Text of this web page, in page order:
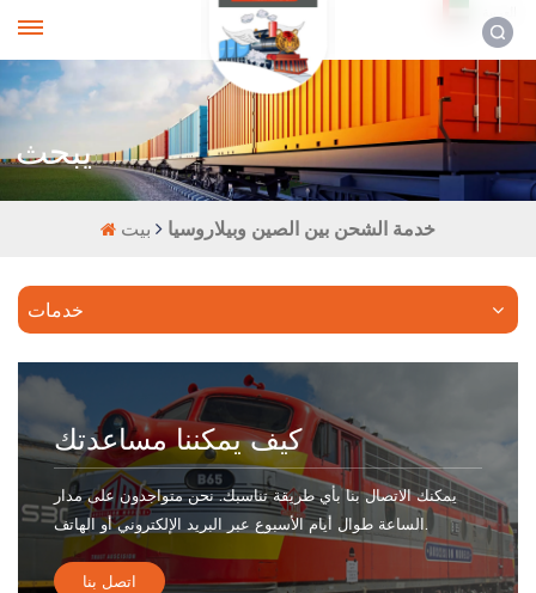
يبحث
خدمة الشحن بين الصين وبيلاروسيا
خدمات
كيف يمكننا مساعدتك
يمكنك الاتصال بنا بأي طريقة تناسبك. نحن متواجدون على مدار
الساعة طوال أيام الأسبوع عبر البريد الإلكتروني أو الهاتف.
اتصل بنا